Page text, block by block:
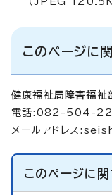
このページに
健康福祉局障害福祉
電話:082-504-
メールアドレス:
このページに関